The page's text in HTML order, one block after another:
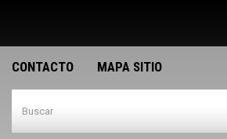
CONTACTO MAPA SITIO